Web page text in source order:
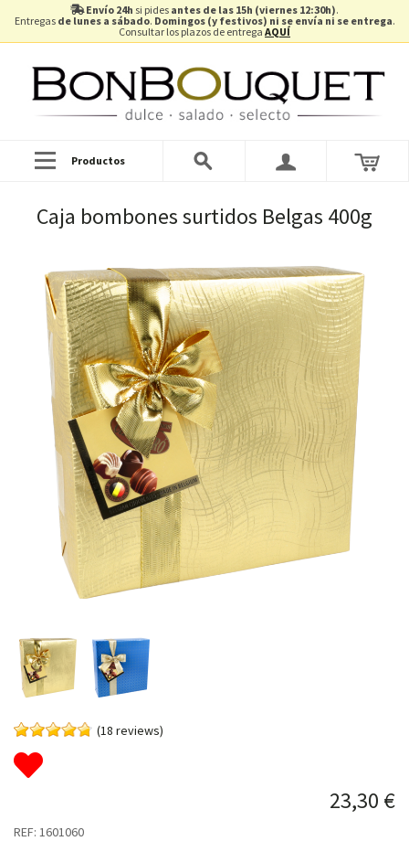
Envío 24h si pides antes de las 15h (viernes 12:30h).
Entregas de lunes a sábado. Domingos (y festivos) ni se envía ni se entrega.
Consultar los plazos de entrega AQUÍ
Productos
Caja bombones surtidos Belgas 400g
(18 reviews)
23,30 €
REF: 1601060